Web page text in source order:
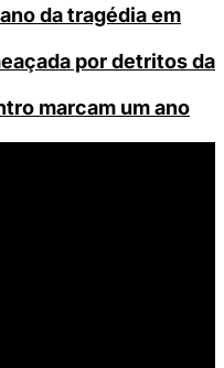
da tragédia em
por detritos da
marcam um ano